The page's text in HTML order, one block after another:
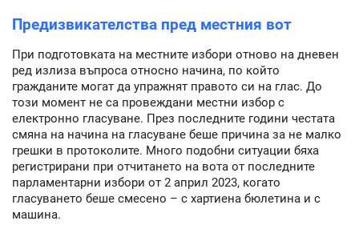
Предизвикателства пред местния вот
При подготовката на местните избори отново на дневен
ред излиза въпроса относно начина, по който
гражданите могат да упражнят правото си на глас. До
този момент не са провеждани местни избор с
електронно гласуване. През последните години честата
смяна на начина на гласуване беше причина за не малко
грешки в протоколите. Много подобни ситуации бяха
регистрирани при отчитането на вота от последните
парламентарни избори от 2 април 2023, когато
гласуването беше смесено – с хартиена бюлетина и с
машина.